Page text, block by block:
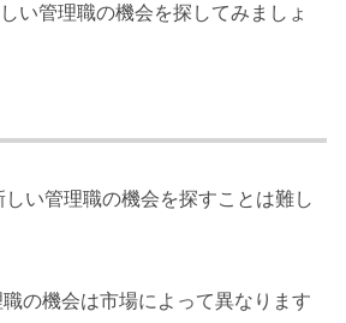
い管理職の機会を探してみましょ
しい管理職の機会を探すことは難し
の機会は市場によって異なります